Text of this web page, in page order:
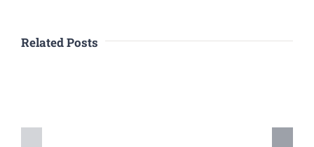
Related Posts